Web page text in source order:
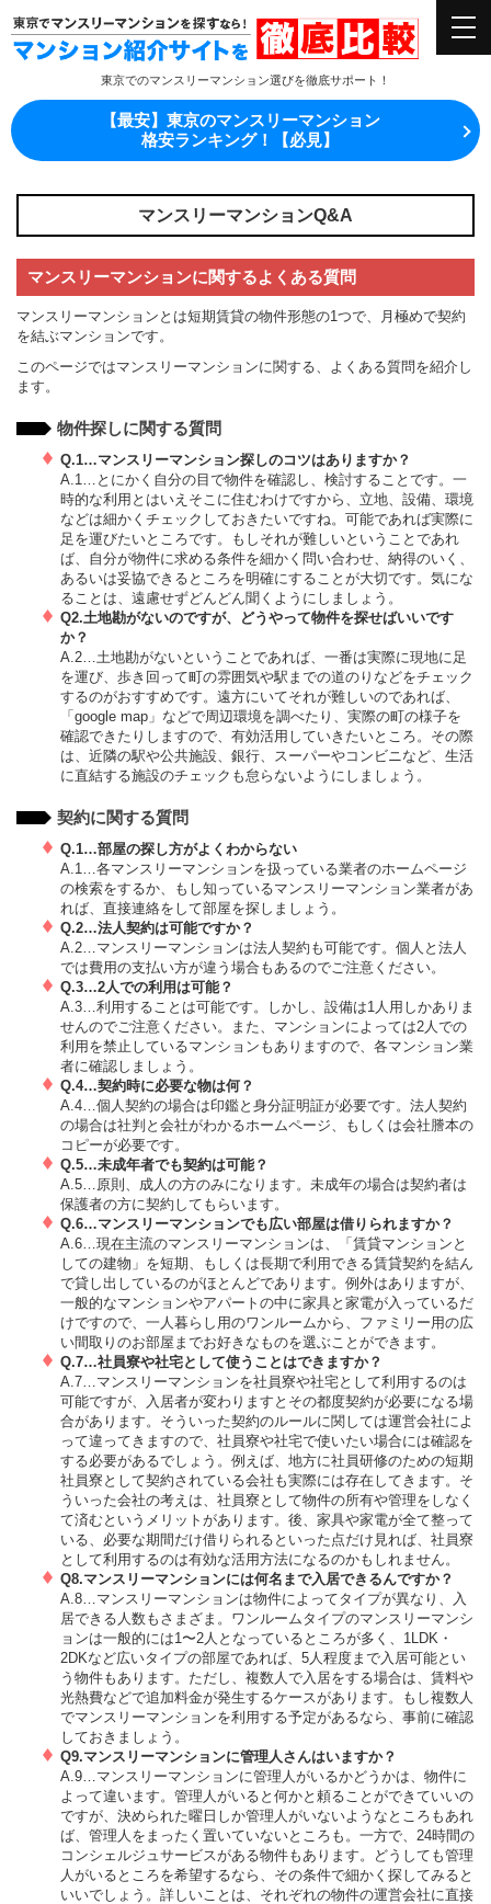
東京でのマンスリーマンション選びを徹底サポート！
【最安】東京のマンスリーマンション
格安ランキング！【必見】
マンスリーマンションQ&A
マンスリーマンションに関するよくある質問
マンスリーマンションとは短期賃貸の物件形態の1つで、月極めで契約
を結ぶマンションです。
このページではマンスリーマンションに関する、よくある質問を紹介し
ます。
物件探しに関する質問
Q.1…マンスリーマンション探しのコツはありますか？
A.1…とにかく自分の目で物件を確認し、検討することです。一
時的な利用とはいえそこに住むわけですから、立地、設備、環境
などは細かくチェックしておきたいですね。可能であれば実際に
足を運びたいところです。もしそれが難しいということであれ
ば、自分が物件に求める条件を細かく問い合わせ、納得のいく、
あるいは妥協できるところを明確にすることが大切です。気にな
ることは、遠慮せずどんどん聞くようにしましょう。
Q2.土地勘がないのですが、どうやって物件を探せばいいです
か？
A.2…土地勘がないということであれば、一番は実際に現地に足
を運び、歩き回って町の雰囲気や駅までの道のりなどをチェック
するのがおすすめです。遠方にいてそれが難しいのであれば、
「google map」などで周辺環境を調べたり、実際の町の様子を
確認できたりしますので、有効活用していきたいところ。その際
は、近隣の駅や公共施設、銀行、スーパーやコンビニなど、生活
に直結する施設のチェックも怠らないようにしましょう。
契約に関する質問
Q.1…部屋の探し方がよくわからない
A.1…各マンスリーマンションを扱っている業者のホームページ
の検索をするか、もし知っているマンスリーマンション業者があ
れば、直接連絡をして部屋を探しましょう。
Q.2…法人契約は可能ですか？
A.2…マンスリーマンションは法人契約も可能です。個人と法人
では費用の支払い方が違う場合もあるのでご注意ください。
Q.3…2人での利用は可能？
A.3…利用することは可能です。しかし、設備は1人用しかありま
せんのでご注意ください。また、マンションによっては2人での
利用を禁止しているマンションもありますので、各マンション業
者に確認しましょう。
Q.4…契約時に必要な物は何？
A.4…個人契約の場合は印鑑と身分証明証が必要です。法人契約
の場合は社判と会社がわかるホームページ、もしくは会社謄本の
コピーが必要です。
Q.5…未成年者でも契約は可能？
A.5…原則、成人の方のみになります。未成年の場合は契約者は
保護者の方に契約してもらいます。
Q.6…マンスリーマンションでも広い部屋は借りられますか？
A.6…現在主流のマンスリーマンションは、「賃貸マンションと
しての建物」を短期、もしくは長期で利用できる賃貸契約を結ん
で貸し出しているのがほとんどであります。例外はありますが、
一般的なマンションやアパートの中に家具と家電が入っているだ
けですので、一人暮らし用のワンルームから、ファミリー用の広
い間取りのお部屋までお好きなものを選ぶことができます。
Q.7…社員寮や社宅として使うことはできますか？
A.7…マンスリーマンションを社員寮や社宅として利用するのは
可能ですが、入居者が変わりますとその都度契約が必要になる場
合があります。そういった契約のルールに関しては運営会社によ
って違ってきますので、社員寮や社宅で使いたい場合には確認を
する必要があるでしょう。例えば、地方に社員研修のための短期
社員寮として契約されている会社も実際には存在してきます。そ
ういった会社の考えは、社員寮として物件の所有や管理をしなく
て済むというメリットがあります。後、家具や家電が全て整って
いる、必要な期間だけ借りられるといった点だけ見れば、社員寮
として利用するのは有効な活用方法になるのかもしれません。
Q8.マンスリーマンションには何名まで入居できるんですか？
A.8…マンスリーマンションは物件によってタイプが異なり、入
居できる人数もさまざま。ワンルームタイプのマンスリーマンシ
ョンは一般的には1〜2人となっているところが多く、1LDK・
2DKなど広いタイプの部屋であれば、5人程度まで入居可能とい
う物件もあります。ただし、複数人で入居をする場合は、賃料や
光熱費などで追加料金が発生するケースがあります。もし複数人
でマンスリーマンションを利用する予定があるなら、事前に確認
しておきましょう。
Q9.マンスリーマンションに管理人さんはいますか？
A.9…マンスリーマンションに管理人がいるかどうかは、物件に
よって違います。管理人がいると何かと頼ることができていいの
ですが、決められた曜日しか管理人がいないようなところもあれ
ば、管理人をまったく置いていないところも。一方で、24時間の
コンシェルジュサービスがある物件もあります。どうしても管理
人がいるところを希望するなら、その条件で細かく探してみると
いいでしょう。詳しいことは、それぞれの物件の運営会社に直接